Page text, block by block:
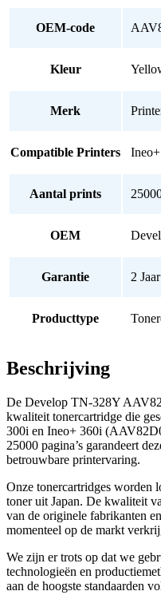
OEM-code
Kleur
Merk
Compatible Printers
Aantal prints
OEM
Garantie 2 Jaar
Producttype
Beschrijving
De Develop TN-328Y
kwaliteit tonercartridge die
300i en Ineo+ 360i
25000 pagina’s garandeert
betrouwbare printervaring.
Onze tonercartridges worden
toner uit Japan. De kwaliteit
van de originele fabrikanten
momenteel op de markt
We zijn er trots op dat we
technologieën en
aan de hoogste standaarden